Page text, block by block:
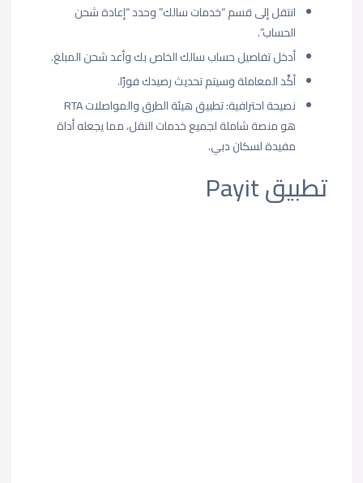
انتقل إلى قسم “خدمات سالك” وحدد “إعادة شحن
الحساب”.
أدخل تفاصيل حساب سالك الخاص بك وأعد شحن المبلغ.
أكِّد المعاملة وسيتم تحديث رصيدك فورًا.
نصيحة احترافية: تطبيق هيئة الطرق والمواصلات RTA
هو منصة شاملة لجميع خدمات النقل، مما يجعله أداة
مفيدة لسكان دبي.
تطبيق Payit